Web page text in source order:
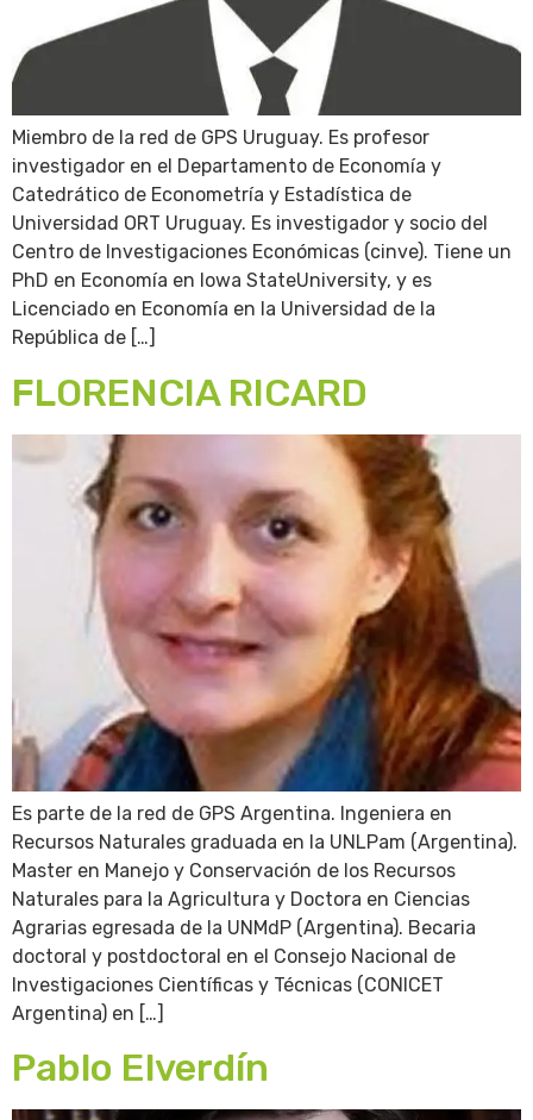
Miembro de la red de GPS Uruguay. Es profesor
investigador en el Departamento de Economía y
Catedrático de Econometría y Estadística de
Universidad ORT Uruguay. Es investigador y socio del
Centro de Investigaciones Económicas (cinve). Tiene un
PhD en Economía en Iowa StateUniversity, y es
Licenciado en Economía en la Universidad de la
República de […]
FLORENCIA RICARD
Es parte de la red de GPS Argentina. Ingeniera en
Recursos Naturales graduada en la UNLPam (Argentina).
Master en Manejo y Conservación de los Recursos
Naturales para la Agricultura y Doctora en Ciencias
Agrarias egresada de la UNMdP (Argentina). Becaria
doctoral y postdoctoral en el Consejo Nacional de
Investigaciones Científicas y Técnicas (CONICET
Argentina) en […]
Pablo Elverdín